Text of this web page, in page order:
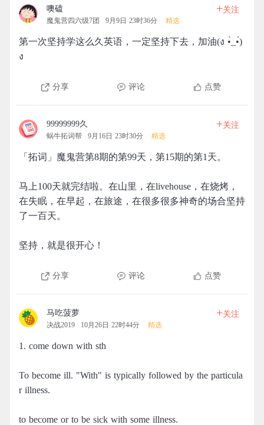
噢磕
魔鬼营四六级7团 9月9日 23时36分 精选
+关注
第一次坚持学这么久英语，一定坚持下去，加油(ง •̀_•́)
ง
分享 评论 点赞
99999999久
蜗牛拓词帮 9月16日 23时30分 精选
+关注
「拓词」魔鬼营第8期的第99天，第15期的第1天。
马上100天就完结啦。在山里，在livehouse，在烧烤，
在失眠，在早起，在旅途，在很多很多神奇的场合坚持
了一百天。
坚持，就是很开心！
分享 评论 点赞
马吃菠萝
决战2019 10月26日 22时44分 精选
+关注
1. come down with sth
To become ill. "With" is typically followed by the particula
r illness.
to become or to be sick with some illness.